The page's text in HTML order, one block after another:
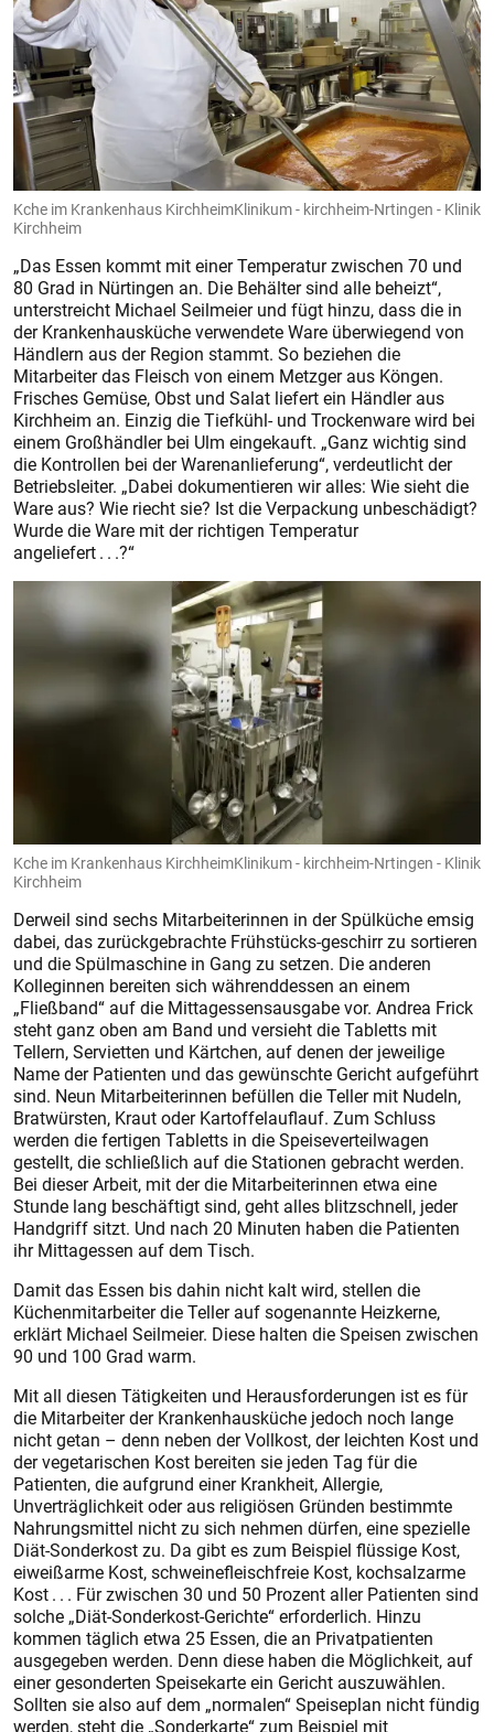
Kche im Krankenhaus KirchheimKlinikum - kirchheim-Nrtingen - Klinik
Kirchheim
„Das Essen kommt mit einer Temperatur zwischen 70 und
80 Grad in Nürtingen an. Die Behälter sind alle beheizt“,
unterstreicht Michael Seilmeier und fügt hinzu, dass die in
der Krankenhausküche verwendete Ware überwiegend von
Händlern aus der Region stammt. So beziehen die
Mitarbeiter das Fleisch von einem Metzger aus Köngen.
Frisches Gemüse, Obst und Salat liefert ein Händler aus
Kirchheim an. Einzig die Tiefkühl- und Trockenware wird bei
einem Großhändler bei Ulm eingekauft. „Ganz wichtig sind
die Kontrollen bei der Warenanlieferung“, verdeutlicht der
Betriebsleiter. „Dabei dokumentieren wir alles: Wie sieht die
Ware aus? Wie riecht sie? Ist die Verpackung unbeschädigt?
Wurde die Ware mit der richtigen Temperatur
angeliefert . . .?“
Kche im Krankenhaus KirchheimKlinikum - kirchheim-Nrtingen - Klinik
Kirchheim
Derweil sind sechs Mitarbeiterinnen in der Spülküche emsig
dabei, das zurückgebrachte Frühstücks-geschirr zu sortieren
und die Spülmaschine in Gang zu setzen. Die anderen
Kolleginnen bereiten sich währenddessen an einem
„Fließband“ auf die Mittagessensausgabe vor. Andrea Frick
steht ganz oben am Band und versieht die Tabletts mit
Tellern, Servietten und Kärtchen, auf denen der jeweilige
Name der Patienten und das gewünschte Gericht aufgeführt
sind. Neun Mitarbeiterinnen befüllen die Teller mit Nudeln,
Bratwürsten, Kraut oder Kartoffelauflauf. Zum Schluss
werden die fertigen Tabletts in die Speiseverteilwagen
gestellt, die schließlich auf die Stationen gebracht werden.
Bei dieser Arbeit, mit der die Mitarbeiterinnen etwa eine
Stunde lang beschäftigt sind, geht alles blitzschnell, jeder
Handgriff sitzt. Und nach 20 Minuten haben die Patienten
ihr Mittagessen auf dem Tisch.
Damit das Essen bis dahin nicht kalt wird, stellen die
Küchenmitarbeiter die Teller auf sogenannte Heizkerne,
erklärt Michael Seilmeier. ­Diese halten die Speisen zwischen
90 und 100 Grad warm.
Mit all diesen Tätigkeiten und Herausforderungen ist es für
die Mitarbeiter der Krankenhausküche jedoch noch lange
nicht getan – denn neben der Vollkost, der leichten Kost und
der vegetarischen Kost bereiten sie jeden Tag für die
Patienten, die aufgrund einer Krankheit, Allergie,
Unverträglichkeit oder aus religiösen Gründen bestimmte
Nahrungsmittel nicht zu sich nehmen dürfen, eine spezielle
Diät-Sonderkost zu. Da gibt es zum Beispiel flüssige Kost,
eiweißarme Kost, schweinefleischfreie Kost, kochsalzarme
Kost . . . Für zwischen 30 und 50 Prozent aller Patienten sind
solche „Diät-Sonderkost-Gerichte“ erforderlich. Hinzu
kommen täglich etwa 25 Essen, die an Privatpatienten
ausgegeben werden. Denn diese haben die Möglichkeit, auf
einer gesonderten Speisekarte ein Gericht auszuwählen.
Sollten sie also auf dem „normalen“ Speiseplan nicht fündig
werden, steht die „Sonderkarte“ zum Beispiel mit